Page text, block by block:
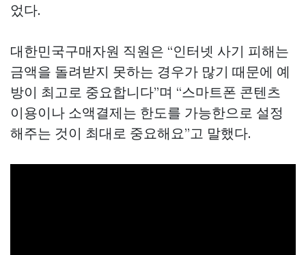
었다.
대한민국구매자원 직원은 “인터넷 사기 피해는
금액을 돌려받지 못하는 경우가 많기 때문에 예
방이 최고로 중요합니다”며 “스마트폰 콘텐츠
이용이나 소액결제는 한도를 가능한으로 설정
해주는 것이 최대로 중요해요”고 말했다.